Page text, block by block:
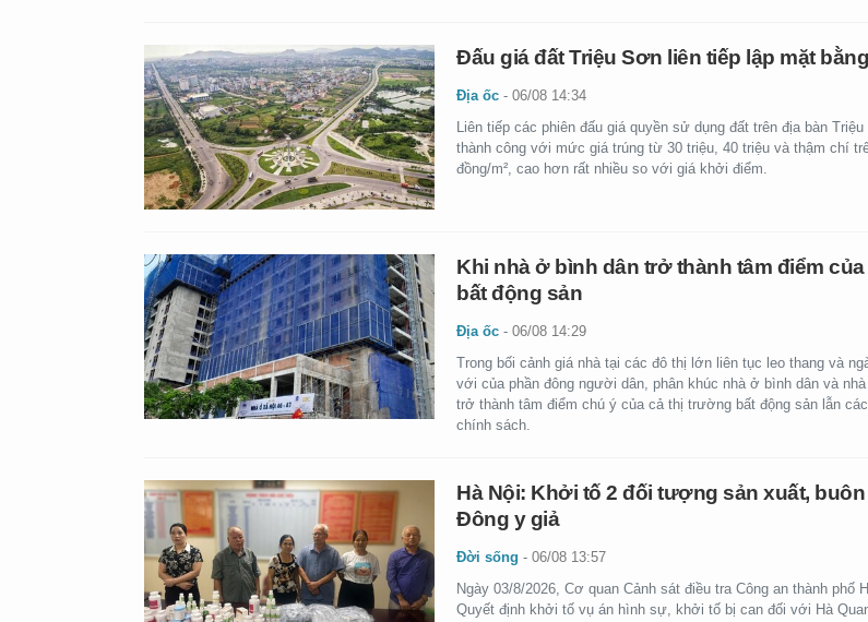
Đấu giá đất Triệu Sơn liên tiếp lập mặt
Địa ốc -06/08 14:34
Liên tiếp các phiên đấu giá quyền sử dụng đất trên địa bàn
thành công với mức giá trúng từ 30 triệu, 40 triệu và thậm chí
đồng/m², cao hơn rất nhiều so với giá khởi điểm.
Khi nhà ở bình dân trở thành tâm điểm
bất động sản
Địa ốc -06/08 14:29
Trong bối cảnh giá nhà tại các đô thị lớn liên tục leo thang và
với của phần đông người dân, phân khúc nhà ở bình dân và
trở thành tâm điểm chú ý của cả thị trường bất động sản lẫn
chính sách.
Hà Nội: Khởi tố 2 đối tượng sản xuất,
Đông y giả
Đời sống -06/08 13:57
Ngày 03/8/2026, Cơ quan Cảnh sát điều tra Công an thành phố
Quyết định khởi tố vụ án hình sự, khởi tố bị can đối với Hà